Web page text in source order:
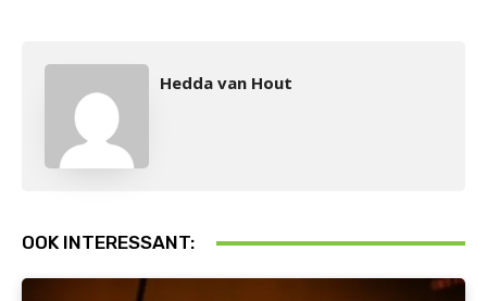
Hedda van Hout
OOK INTERESSANT: